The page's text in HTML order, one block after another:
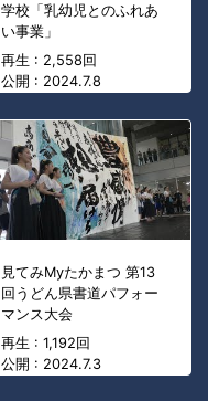
学校「乳幼児とのふれあ
い事業」
再生 : 2,558回
公開 : 2024.7.8
見てみMyたかまつ 第13
回うどん県書道パフォー
マンス大会
再生 : 1,192回
公開 : 2024.7.3